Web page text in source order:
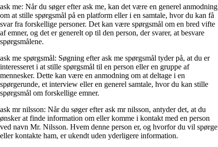
ask me: Når du søger efter ask me, kan det være en generel anmodning
om at stille spørgsmål på en platform eller i en samtale, hvor du kan få
svar fra forskellige personer. Det kan være spørgsmål om en bred vifte
af emner, og det er generelt op til den person, der svarer, at besvare
spørgsmålene.
ask me spørgsmål: Søgning efter ask me spørgsmål tyder på, at du er
interesseret i at stille spørgsmål til en person eller en gruppe af
mennesker. Dette kan være en anmodning om at deltage i en
spørgerunde, et interview eller en generel samtale, hvor du kan stille
spørgsmål om forskellige emner.
ask mr nilsson: Når du søger efter ask mr nilsson, antyder det, at du
ønsker at finde information om eller komme i kontakt med en person
ved navn Mr. Nilsson. Hvem denne person er, og hvorfor du vil spørge
eller kontakte ham, er ukendt uden yderligere information.